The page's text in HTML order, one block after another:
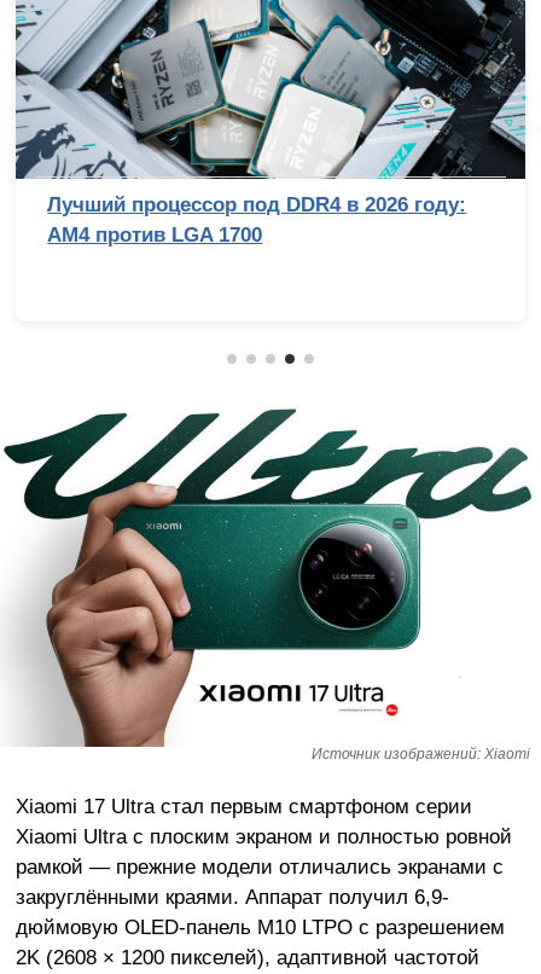
Лучший процессор под DDR4 в 2026 году:
AM4 против LGA 1700
Источник изображений: Xiaomi
Xiaomi 17 Ultra стал первым смартфоном серии
Xiaomi Ultra с плоским экраном и полностью ровной
рамкой — прежние модели отличались экранами с
закруглёнными краями. Аппарат получил 6,9-
дюймовую OLED-панель M10 LTPO с разрешением
2K (2608 × 1200 пикселей), адаптивной частотой